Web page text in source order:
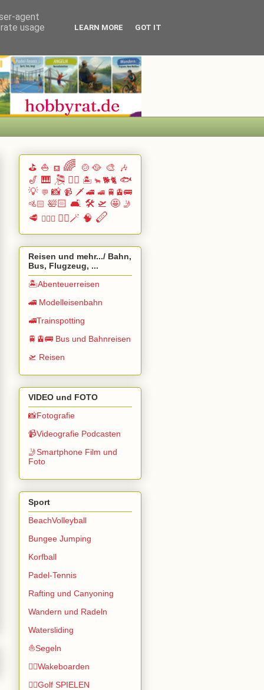
⛳ ⛵ ⛾ 🌈 🍲🥘 🎨 🎶
🎷 🎹 🎘 🏄🏽 🏝️ 🐂 🐕🐈 🐟
💡 💬 📸 📹 🗡️ 🚄 🚅 🚆🚊🚌
🚵🏻 🛀🏻 🛋️ 🛠️ 🛫 🤩 🤳
🥩 🧗🏻‍♀️ 🧙‍♂️🪄 🧠 🪈
Reisen und mehr.../ Bahn,
Bus, Flugzeug, ...
🏝️Abenteuerreisen
🚄 Modelleisenbahn
🚅Trainspotting
🚆🚊🚌 Bus und Bahnreisen
🛫 Reisen
VIDEO und FOTO
📸Fotografie
📹Videografie Podcasten
🤳Smartphone Film und
Foto
Sport
BeachVolleyball
Bungee Jumping
Korfball
Padel-Tennis
Rafting und Canyoning
Wandern und Radeln
Watersliding
⛵Segeln
🏄🏽Wakeboarden
🏌️‍♂️Golf SPIELEN
agent
usage
LEARN MORE GOT IT